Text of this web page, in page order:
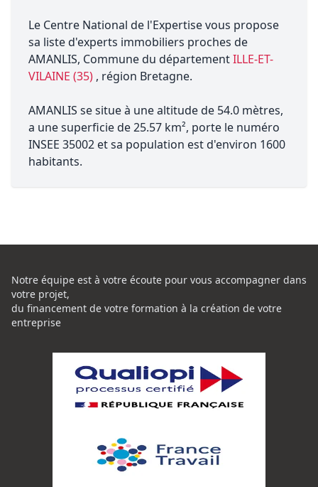
Le Centre National de l'Expertise vous propose
sa liste d'experts immobiliers proches de
AMANLIS, Commune du départementILLE-ET-
VILAINE (35) , région Bretagne.
AMANLIS se situe à une altitude de 54.0 mètres,
a une superficie de 25.57 km², porte le numéro
INSEE 35002 et sa population est d'environ 1600
habitants.
Notre équipe est à votre écoute pour vous accompagner dans
votre projet,
du financement de votre formation à la création de votre
entreprise